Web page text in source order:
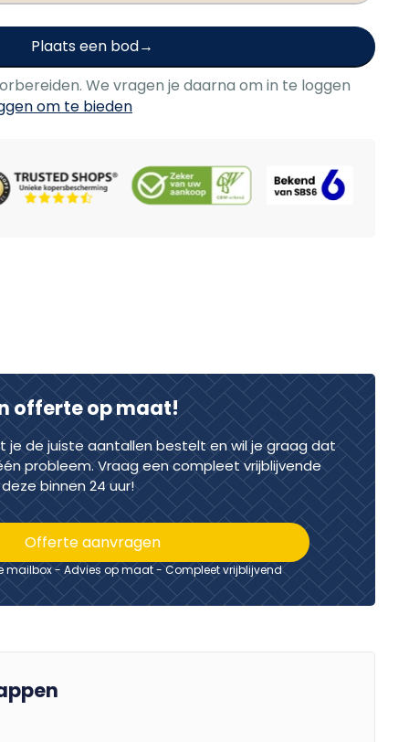
Plaats een bod
We vragen je daarna om in te loggen
om te bieden
offerte op maat!
je de juiste aantallen bestelt en wil je graag dat
probleem. Vraag een compleet vrijblijvende
binnen 24 uur!
Offerte aanvragen
mailbox - Advies op maat - Compleet vrijblijvend